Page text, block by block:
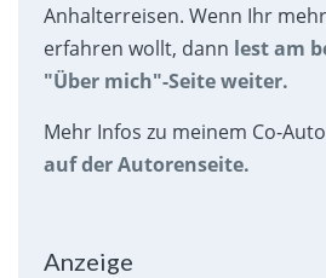
Anhalterreisen. Wenn Ihr
erfahren wollt, dann lest am
"Über mich"-Seite weiter.
Mehr Infos zu meinem Co-
auf der Autorenseite.
Anzeige